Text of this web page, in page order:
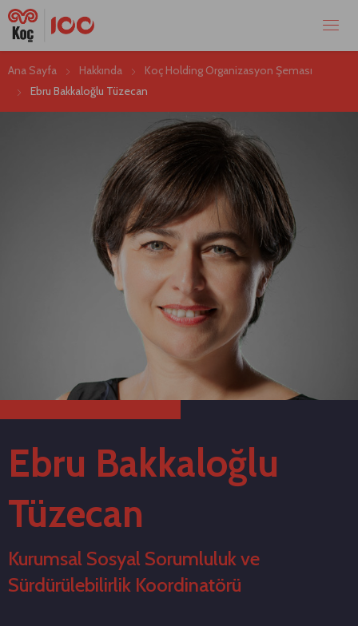
Ana Sayfa Hakkında
Koç Holding Organizasyon Şeması
Ebru Bakkaloğlu Tüzecan
Ebru Bakkaloğlu
Tüzecan
Kurumsal Sosyal Sorumluluk ve
Sürdürülebilirlik Koordinatörü